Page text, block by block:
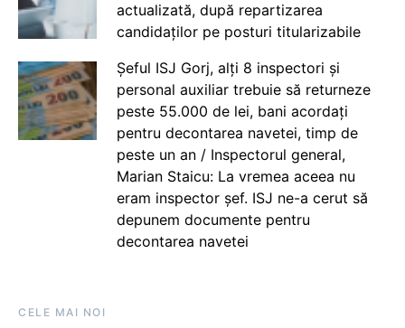
actualizată, după repartizarea
candidaților pe posturi titularizabile
Șeful ISJ Gorj, alți 8 inspectori și
personal auxiliar trebuie să returneze
peste 55.000 de lei, bani acordați
pentru decontarea navetei, timp de
peste un an / Inspectorul general,
Marian Staicu: La vremea aceea nu
eram inspector șef. ISJ ne-a cerut să
depunem documente pentru
decontarea navetei
CELE MAI NOI